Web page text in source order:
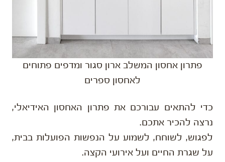
פתרון אחסון המשלב ארון סגור ומדפים פתוחים
לאחסון ספרים
כדי להתאים עבורכם את פתרון האחסון האידיאלי,
נרצה להכיר אתכם.
לפגוש, לשוחח, לשמוע על הנפשות הפועלות בבית,
על שגרת החיים ועל אירועי הקצה.